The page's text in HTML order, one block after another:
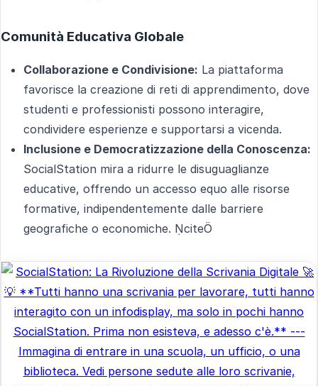
Comunità Educativa Globale
Collaborazione e Condivisione: La piattaforma
favorisce la creazione di reti di apprendimento, dove
studenti e professionisti possono interagire,
condividere esperienze e supportarsi a vicenda.
Inclusione e Democratizzazione della Conoscenza:
SocialStation mira a ridurre le disuguaglianze
educative, offrendo un accesso equo alle risorse
formative, indipendentemente dalle barriere
geografiche o economiche. cite